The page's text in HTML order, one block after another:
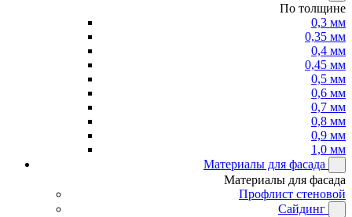
По толщине
0,3 мм
0,35 мм
0,4 мм
0,45 мм
0,5 мм
0,6 мм
0,7 мм
0,8 мм
0,9 мм
1,0 мм
Материалы для фасада
Материалы для фасада
Профлист стеновой
Сайдинг